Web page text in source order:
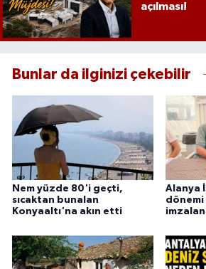
açılması!
Bunlar da ilginizi çekebilir
Nem yüzde 80'i geçti,
sıcaktan bunalan
Konyaaltı'na akın etti
Alanya